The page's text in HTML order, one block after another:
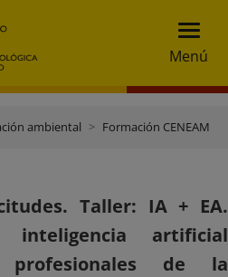
Menú
ambiental Formación CENEAM
Taller: IA + EA.
inteligencia artificial
profesionales de la